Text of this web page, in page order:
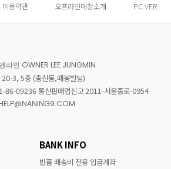
이용약관 오프라인매장소개 PC VER
인 OWNER LEE JUNGMIN
3, 5층 (충신동,매봉빌딩)
86-09236 통신판매업신고 2011-서울종로-0954
BANK INFO
반품 배송비 전용 입금계좌